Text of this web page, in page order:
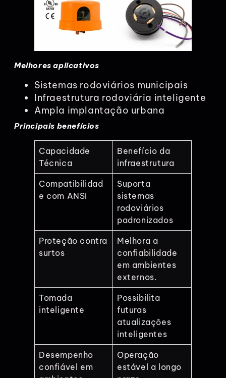
Melhores aplicativos
Sistemas rodoviários municipais
Infraestrutura rodoviária inteligente
Ampla implantação urbana
Principais benefícios
Capacidade
Técnica
Benefício da
infraestrutura
Compatibilidad
e com ANSI
Suporta
sistemas
rodoviários
padronizados
Proteção contra
surtos
Melhora a
confiabilidade
em ambientes
externos.
Tomada
inteligente
Possibilita
futuras
atualizações
inteligentes
Desempenho
confiável em
Operação
estável a longo